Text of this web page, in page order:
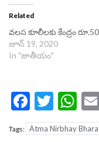
Related
వలస కూలీలకు కేంద్రం
జూన్ 19, 2020
In "జాతీయం"
Tags: Atma Nirbhay